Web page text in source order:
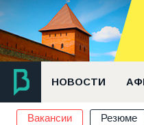
НОВОСТИ
Вакансии Резюме